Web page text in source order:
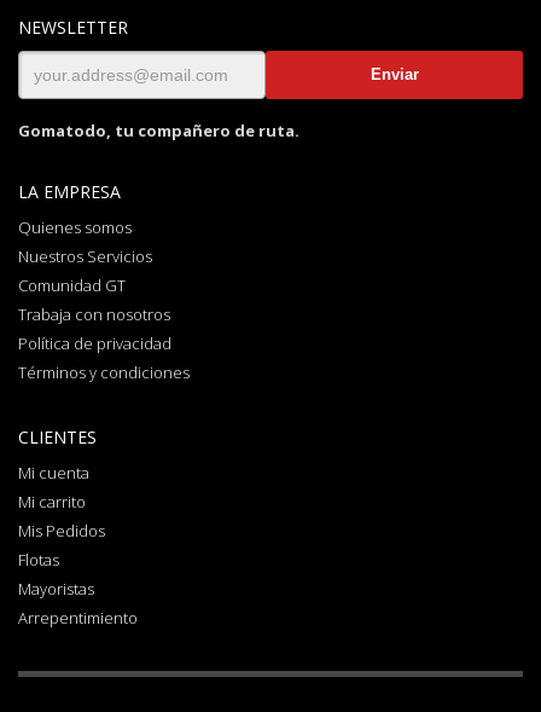
NEWSLETTER
Gomatodo, tu compañero de ruta.
LA EMPRESA
Quienes somos
Nuestros Servicios
Comunidad GT
Trabaja con nosotros
Política de privacidad
Términos y condiciones
CLIENTES
Mi cuenta
Mi carrito
Mis Pedidos
Flotas
Mayoristas
Arrepentimiento